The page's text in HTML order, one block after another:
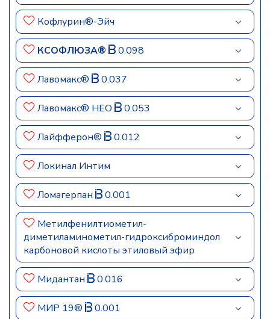
Кофлурин®-Эйч
КСОФЛЮЗА® 0.098
Лавомакс® 0.037
Лавомакс® НЕО 0.053
Лайфферон® 0.012
Локинал Интим
Ломагерпан 0.001
Метилфенилтиометил-
диметиламинометил-гидроксиброминдол
карбоновой кислоты этиловый эфир
Мидантан 0.016
МИР 19® 0.001